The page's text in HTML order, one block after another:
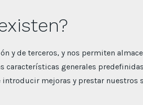
y de terceros, y nos permiten
generales
mejoras y prestar nuestros